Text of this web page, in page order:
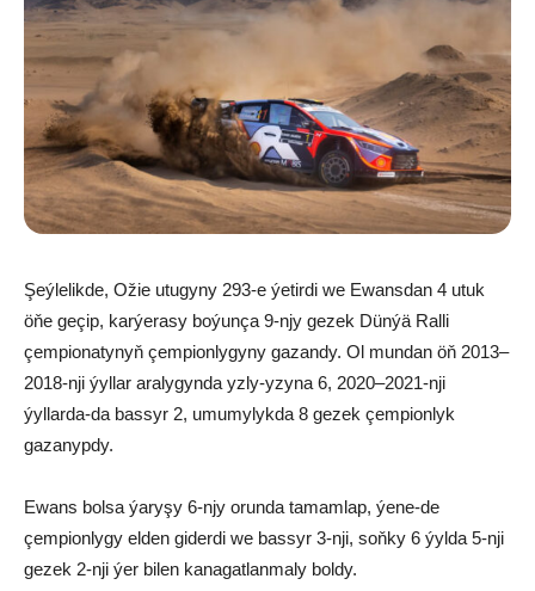
Şeýlelikde, Ožie utugyny 293-e ýetirdi we Ewansdan 4 utuk
öňe geçip, karýerasy boýunça 9-njy gezek Dünýä Ralli
çempionatynyň çempionlygyny gazandy. Ol mundan öň 2013–
2018-nji ýyllar aralygynda yzly-yzyna 6, 2020–2021-nji
ýyllarda-da bassyr 2, umumylykda 8 gezek çempionlyk
gazanypdy.
Ewans bolsa ýaryşy 6-njy orunda tamamlap, ýene-de
çempionlygy elden giderdi we bassyr 3-nji, soňky 6 ýylda 5-nji
gezek 2-nji ýer bilen kanagatlanmaly boldy.